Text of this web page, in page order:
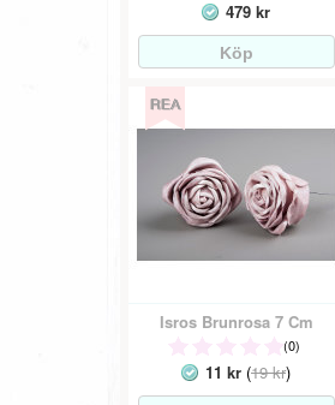
479 kr
Isros Brunrosa 7 Cm
(0)
11 kr (19 kr)